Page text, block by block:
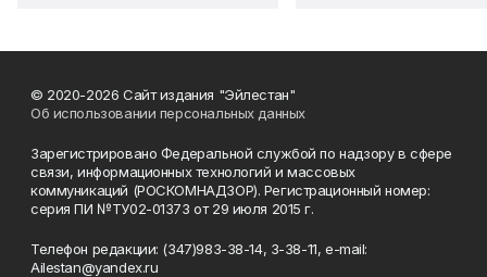
© 2020-2026 Сайт издания "Эйлестан"
Об использовании персональных данных
Зарегистрировано Федеральной службой по надзору в сфере
связи, информационных технологий и массовых
коммуникаций (РОСКОМНАДЗОР). Регистрационный номер:
серия ПИ №ТУ02-01373 от 29 июля 2015 г.
Телефон редакции: (347)983-38-14, 3-38-11, e-mail:
Ailestan@yandex.ru